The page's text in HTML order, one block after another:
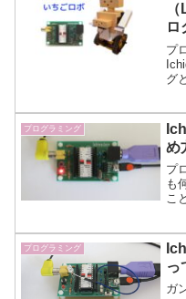
ロ
プ
グ
と
す
プログラミング
め
プ
も
こ
由
と
プログラミング
っ
ガ